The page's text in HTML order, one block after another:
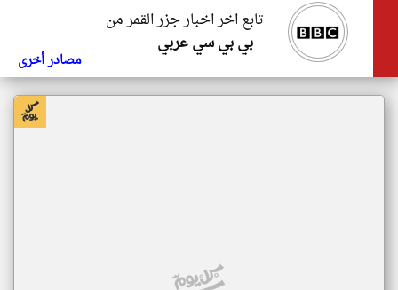
تابع اخر اخبار جزر القمر من
بي بي سي عربي
مصادر أخرى